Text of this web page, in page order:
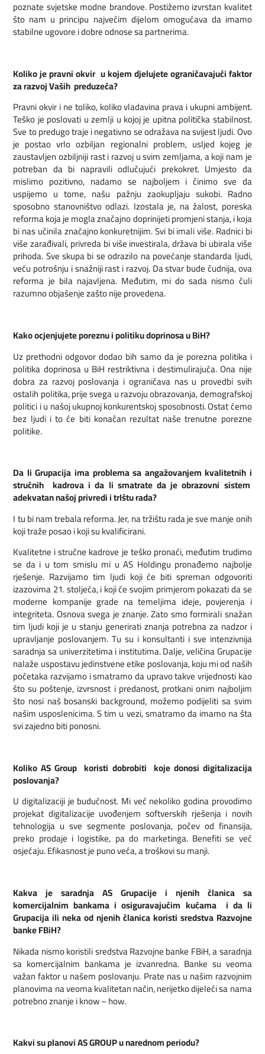
poznate svjetske modne brandove. Postižemo izvrstan kvalitet
što nam u principu najvećim dijelom omogućava da imamo
stabilne ugovore i dobre odnose sa partnerima.
Koliko je pravni okvir u kojem djelujete ograničavajući faktor
za razvoj Vaših preduzeća?
Pravni okvir i ne toliko, koliko vladavina prava i ukupni ambijent.
Teško je poslovati u zemlji u kojoj je upitna politička stabilnost.
Sve to predugo traje i negativno se odražava na svijest ljudi. Ovo
je postao vrlo ozbiljan regionalni problem, usljed kojeg je
zaustavljen ozbiljniji rast i razvoj u svim zemljama, a koji nam je
potreban da bi napravili odlučujući prekokret. Umjesto da
mislimo pozitivno, nadamo se najboljem i činimo sve da
uspijemo u tome, našu pažnju zaokupljaju sukobi. Radno
sposobno stanovništvo odlazi. Izostala je, na žalost, poreska
reforma koja je mogla značajno doprinijeti promjeni stanja, i koja
bi nas učinila značajno konkuretnijim. Svi bi imali više. Radnici bi
više zarađivali, privreda bi više investirala, država bi ubirala više
prihoda. Sve skupa bi se odrazilo na povećanje standarda ljudi,
veću potrošnju i snažniji rast i razvoj. Da stvar bude čudnija, ova
reforma je bila najavljena. Međutim, mi do sada nismo čuli
razumno objašenje zašto nije provedena.
Kako ocjenjujete poreznu i politiku doprinosa u BiH?
Uz prethodni odgovor dodao bih samo da je porezna politika i
politika doprinosa u BiH restriktivna i destimulirajuća. Ona nije
dobra za razvoj poslovanja i ograničava nas u provedbi svih
ostalih politika, prije svega u razvoju obrazovanja, demografskoj
politici i u našoj ukupnoj konkurentskoj sposobnosti. Ostat ćemo
bez ljudi i to će biti konačan rezultat naše trenutne porezne
politike.
Da li Grupacija ima problema sa angažovanjem kvalitetnih i
stručnih kadrova i da li smatrate da je obrazovni sistem
adekvatan našoj privredi i trIštu rada?
I tu bi nam trebala reforma. Jer, na tržištu rada je sve manje onih
koji traže posao i koji su kvalificirani.
Kvalitetne i stručne kadrove je teško pronaći, međutim trudimo
se da i u tom smislu mi u AS Holdingu pronađemo najbolje
rješenje. Razvijamo tim ljudi koji će biti spreman odgovoriti
izazovima 21. stoljeća, i koji će svojim primjerom pokazati da se
moderne kompanije grade na temeljima ideje, povjerenja i
integriteta. Osnova svega je znanje. Zato smo formirali snažan
tim ljudi koji je u stanju generirati znanja potrebna za nadzor i
upravljanje poslovanjem. Tu su i konsultanti i sve intenzivnija
saradnja sa univerzitetima i institutima. Dalje, veličina Grupacije
nalaže uspostavu jedinstvene etike poslovanja, koju mi od naših
početaka razvijamo i smatramo da upravo takve vrijednosti kao
što su poštenje, izvrsnost i predanost, protkani onim najboljim
što nosi naš bosanski background, možemo podijeliti sa svim
našim usposlenicima. S tim u vezi, smatramo da imamo na šta
svi zajedno biti ponosni.
Koliko AS Group koristi dobrobiti koje donosi digitalizacija
poslovanja?
U digitalizaciji je budućnost. Mi već nekoliko godina provodimo
projekat digitalizacije uvođenjem softverskih rješenja i novih
tehnologija u sve segmente poslovanja, počev od finansija,
preko prodaje i logistike, pa do marketinga. Benefiti se već
osjećaju. Efikasnost je puno veća, a troškovi su manji.
Kakva je saradnja AS Grupacije i njenih članica sa
komercijalnim bankama i osiguravajućim kućama i da li
Grupacija ili neka od njenih članica koristi sredstva Razvojne
banke FBiH?
Nikada nismo koristili sredstva Razvojne banke FBiH, a saradnja
sa komercijalnim bankama je izvanredna. Banke su veoma
važan faktor u našem poslovanju. Prate nas u našim razvojnim
planovima na veoma kvalitetan način, nerijetko dijeleći sa nama
potrebno znanje i know – how.
Kakvi su planovi AS GROUP u narednom periodu?